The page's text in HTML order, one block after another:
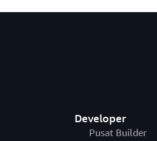
Developer
Pusat Builder